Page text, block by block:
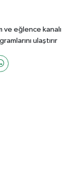
eğlence kanalı
ulaştırır